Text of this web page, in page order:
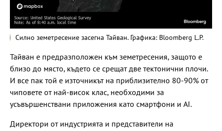
Силно земетресение засегна Тайван. Графика: Bloomberg L.P.
Тайван е предразположен към земетресения, защото е
близо до място, където се срещат две тектонични плочи.
И все пак той е източникът на приблизително 80-90% от
чиповете от най-висок клас, необходими за
усъвършенствани приложения като смартфони и AI.
Директори от индустрията и представители на